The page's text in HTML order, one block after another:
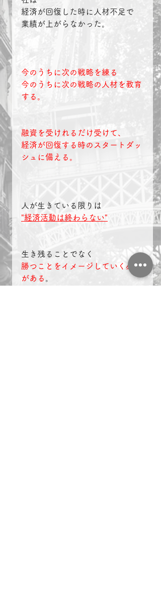
経済が回復した時に人材不足で
業績が上がらなかった。
今のうちに次の戦略を練る
今のうちに次の戦略の人材を教育
する。
融資を受けれるだけ受けて、
経済が回復する時のスタートダッ
シュに備える。
人が生きている限りは
"経済活動は終わらない"
生き残ることでなく
勝つことをイメージしていく必要
がある